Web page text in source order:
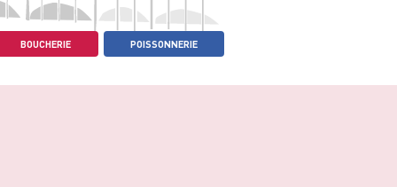
BOUCHERIE POISSONNERIE